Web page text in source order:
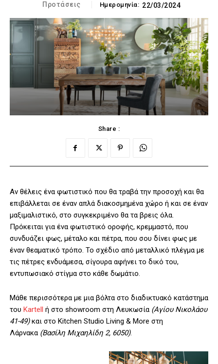
Προτάσεις Ημερομηνία: 22/03/2024
Share :
Αν θέλεις ένα φωτιστικό που θα τραβά την προσοχή και θα
επιβάλλεται σε έναν απλά διακοσμημένα χώρο ή και σε έναν
μαξιμαλιστικό, στο συγκεκριμένο θα τα βρεις όλα.
Πρόκειται για ένα φωτιστικό οροφής, κρεμμαστό, που
συνδυάζει φως, μέταλο και πέτρα, που σου δίνει φως με
έναν θεαματικό τρόπο. Το σχέδιο από μεταλλικό πλέγμα με
τις πέτρες ενδυάμεσα, σίγουρα αφήνει το δικό του,
εντυπωσιακό στίγμα στο κάθε δωμάτιο.
Μάθε περισσότερα με μια βόλτα στο διαδικτυακό κατάστημα
του Kartell ή στο showroom στη Λευκωσία (Αγίου Νικολάου
41-49)και στο Kitchen Studio Living & More στη
Λάρνακα (Βασίλη Μιχαηλίδη 2, 6050).